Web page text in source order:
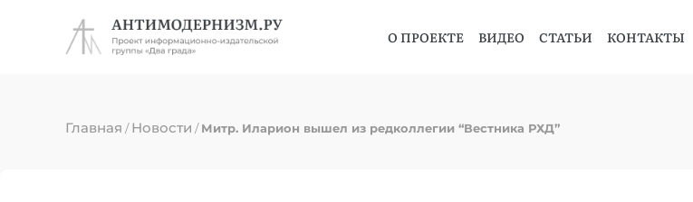
О ПРОЕКТЕ ВИДЕО СТАТЬИ КОНТАКТЫ
Главная /Новости /Митр. Иларион вышел из редколлегии “Вестника РХД”